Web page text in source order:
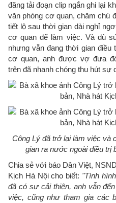
đăng tải đoạn clip ngắn ghi lại
văn phòng cơ quan, chăm chú
tiết lộ sau thời gian dài nghỉ
cơ quan để làm việc. Và dù
nhưng vẫn đang thời gian
cơ quan, anh được vợ đưa
trên đã nhanh chóng thu hút sự
Công Lý đã trở lại làm việc và
gian ra nước ngoài điều trị
Chia sẻ với báo Dân Việt,
Kịch Hà Nội cho biết: "Tình
đã có sự cải thiện, anh vẫn
việc, cũng như tham gia các